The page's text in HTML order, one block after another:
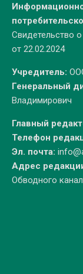
Свидетельство
от 22.02.2024
Учредитель:
Генеральный
Владимирович
Главный
Телефон
Эл. почта:
Адрес
Обводного